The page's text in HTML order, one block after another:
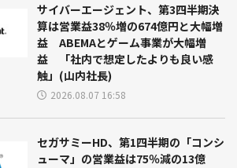
サイバーエージェント、第3四半期決
算は営業益38％増の674億円と大幅増
益 ABEMAとゲーム事業が大幅増
益 「社内で想定したよりも良い感
触」(山内社長)
2026.08.07 16:58
セガサミーHD、第1四半期の「コンシ
ューマ」の営業益は75％減の13億